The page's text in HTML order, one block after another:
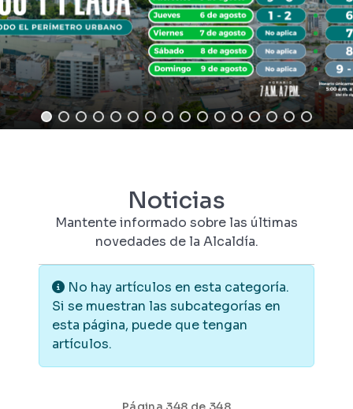
Noticias
Mantente informado sobre las últimas
novedades de la Alcaldía.
Información
No hay artículos en esta categoría.
Si se muestran las subcategorías en
esta página, puede que tengan
artículos.